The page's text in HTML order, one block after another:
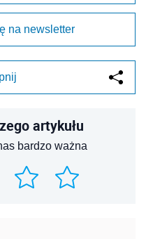
na newsletter
artykułu
bardzo ważna